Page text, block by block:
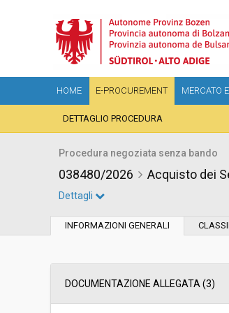
HOME E-PROCUREMENT MERCATO
DETTAGLIO PROCEDURA
Procedura negoziata senza bando
038480/2026 Acquisto dei
Data pubblicazione:
Dettagli
INFORMAZIONI GENERALI
DOCUMENTAZIONE ALLEGATA (3)